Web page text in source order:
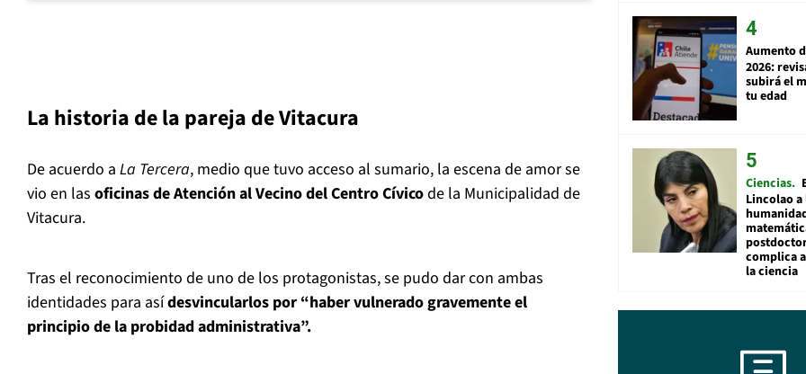
La historia de la pareja de Vitacura
De acuerdo a La Tercera, medio que tuvo acceso al sumario, la escena de amor se
vio en las oficinas de Atención al Vecino del Centro Cívicode la Municipalidad de
Vitacura.
Tras el reconocimiento de uno de los protagonistas, se pudo dar con ambas
identidades para asídesvincularlos por “haber vulnerado gravemente el
principio de la probidad administrativa”.
Aumento
2026:
subirá el
tu edad
Ciencias
Lincolao a
complica
la ciencia